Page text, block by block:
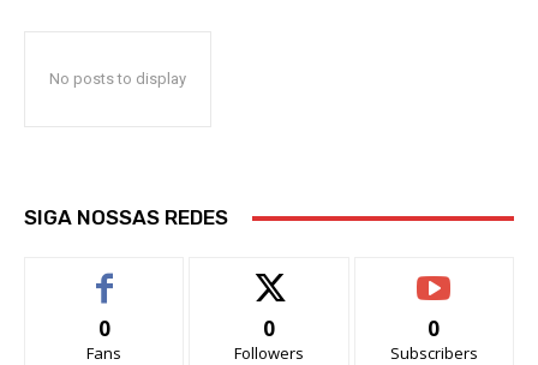
No posts to display
SIGA NOSSAS REDES
0
Fans
0
Followers
0
Subscribers